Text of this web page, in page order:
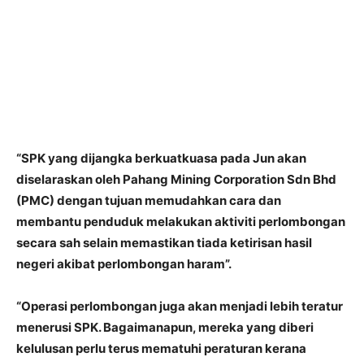
“SPK yang dijangka berkuatkuasa pada Jun akan
diselaraskan oleh Pahang Mining Corporation Sdn Bhd
(PMC) dengan tujuan memudahkan cara dan
membantu penduduk melakukan aktiviti perlombongan
secara sah selain memastikan tiada ketirisan hasil
negeri akibat perlombongan haram”.
“Operasi perlombongan juga akan menjadi lebih teratur
menerusi SPK. Bagaimanapun, mereka yang diberi
kelulusan perlu terus mematuhi peraturan kerana